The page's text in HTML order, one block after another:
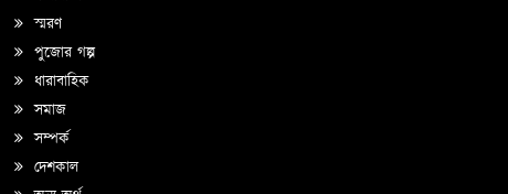
স্মরণ
পুজোর গল্প
ধারাবাহিক
সমাজ
সম্পর্ক
দেশকাল